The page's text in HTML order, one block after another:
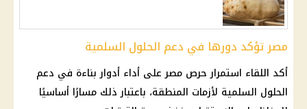
مصر تؤكد دورها في دعم الحلول السلمية
أكد اللقاء استمرار حرص مصر على أداء أدوار بناءة في دعم
الحلول السلمية لأزمات المنطقة، باعتبار ذلك مسارًا أساسيًا